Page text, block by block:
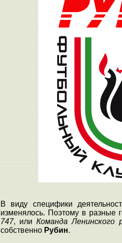
В виду специфики
изменялось. Поэтому в разные
747, илиКоманда Ленинского
собственно Рубин.